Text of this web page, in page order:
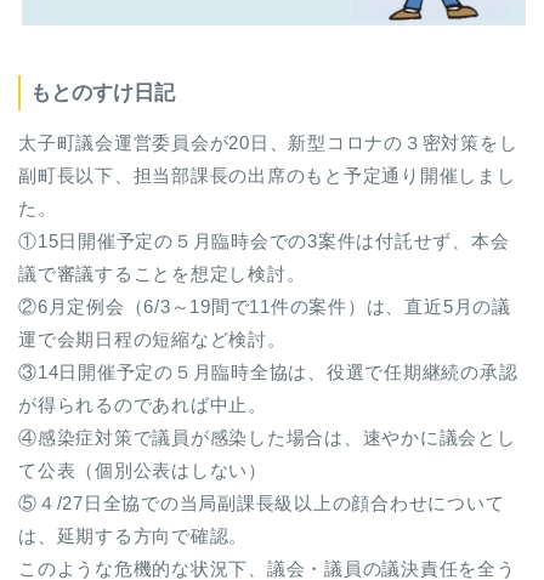
もとのすけ日記
太子町議会運営委員会が20日、新型コロナの３密対策をし
副町長以下、担当部課長の出席のもと予定通り開催しまし
た。
①15日開催予定の５月臨時会での3案件は付託せず、本会
議で審議することを想定し検討。
②6月定例会（6/3～19間で11件の案件）は、直近5月の議
運で会期日程の短縮など検討。
③14日開催予定の５月臨時全協は、役選で任期継続の承認
が得られるのであれば中止。
④感染症対策で議員が感染した場合は、速やかに議会とし
て公表（個別公表はしない）
⑤４/27日全協での当局副課長級以上の顔合わせについて
は、延期する方向で確認。
このような危機的な状況下、議会・議員の議決責任を全う